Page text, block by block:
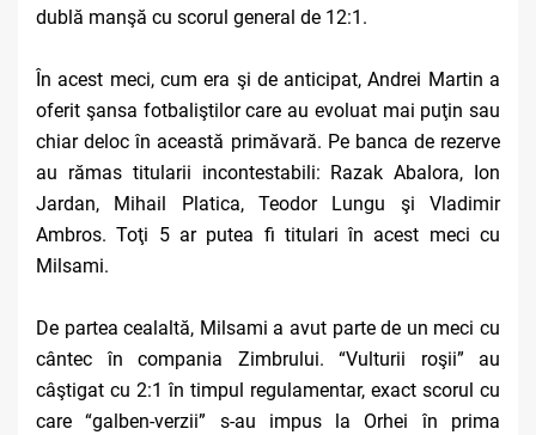
dublă manşă cu scorul general de 12:1.
În acest meci, cum era şi de anticipat, Andrei Martin a
oferit şansa fotbaliştilor care au evoluat mai puţin sau
chiar deloc în această primăvară. Pe banca de rezerve
au rămas titularii incontestabili: Razak Abalora, Ion
Jardan, Mihail Platica, Teodor Lungu şi Vladimir
Ambros. Toţi 5 ar putea fi titulari în acest meci cu
Milsami.
De partea cealaltă, Milsami a avut parte de un meci cu
cântec în compania Zimbrului. “Vulturii roşii” au
câştigat cu 2:1 în timpul regulamentar, exact scorul cu
care “galben-verzii” s-au impus la Orhei în prima